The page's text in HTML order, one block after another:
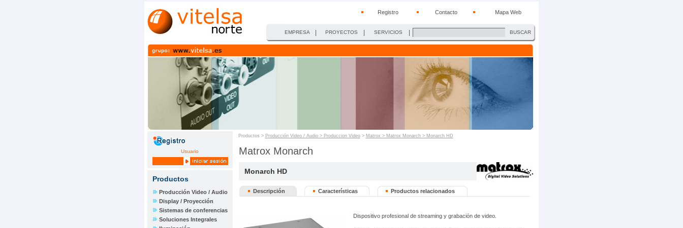
Registro Contacto Mapa Web
EMPRESA PROYECTOS SERVICIOS BUSCAR
Usuario
Productos
Producción Video / Audio
Display / Proyección
Sistemas de conferencias
Soluciones Integrales
Productos > Producción Video / Audio > Produccion Video> Matrox > Matrox Monarch > Monarch HD
Matrox Monarch
Monarch HD
Descripción Características Productos relacionados
Dispositivo profesional de streaming y grabación de video.